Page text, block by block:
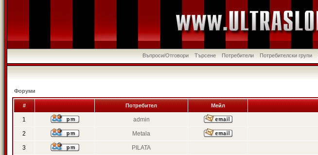
Въпроси/Отговори Търсене Потребители Потребителски групи
Форуми
# Потребител Мейл
1 admin
2 Metala
3 PILATA